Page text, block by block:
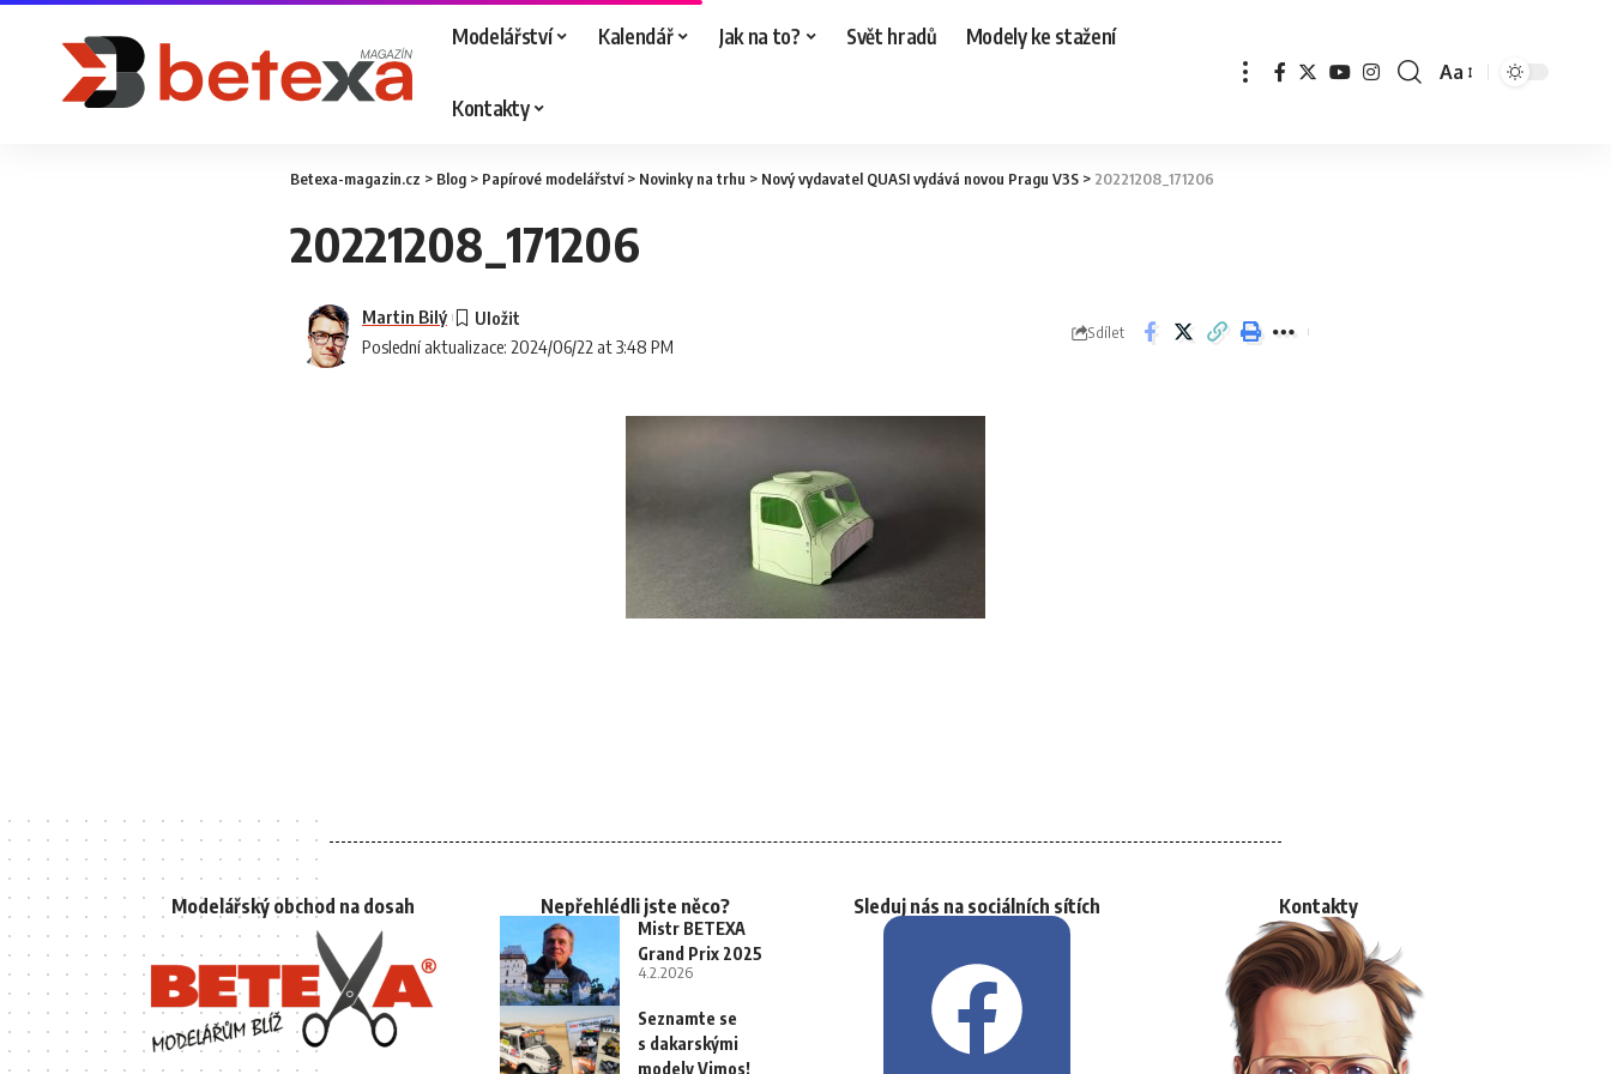
Modelářství Kalendář Jak na to? Svět hradů Modely ke stažení
Kontakty
Aa
Betexa-magazin.cz > Blog > Papírové modelářství> Novinky na trhu > Nový vydavatel QUASI vydává novou Pragu V3S > 20221208_171206
20221208_171206
Poslední aktualizace: 2024/06/22 at 3:48 PM
Martin Bilý
Sdílet
Modelářský obchod na dosah Nepřehlédli jste něco?
Mistr BETEXA
Grand Prix 2025
4.2.2026
Seznamte se
s dakarskými
modely Vimos!
Sleduj nás na sociálních sítích Kontakty